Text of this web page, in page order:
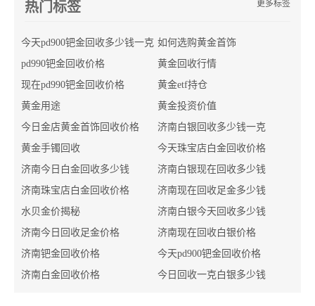
热门标签 更多标签
今天pd900钯金回收多少钱一克 如何选购黄金首饰
pd990钯金回收价格
黄金回收行情
现在pd990钯金回收价格
黄金etf持仓
黄金用途
黄金投资价值
今日金店黄金首饰回收价格
济南白银回收多少钱一克
黄金手镯回收
今天珠宝店白金回收价格
济南今日白金回收多少钱
济南白银现在回收多少钱
济南珠宝店白金回收价格
济南现在回收足金多少钱
水贝金价揭秘
济南白银今天回收多少钱
济南今日回收足金价格
济南现在回收白银价格
济南钯金回收价格
今天pd900钯金回收价格
济南白金回收价格
今日回收一克白银多少钱